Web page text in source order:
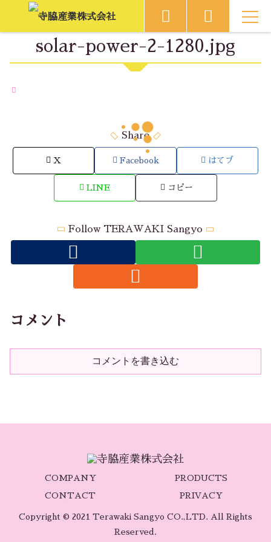
solar-power-2-1280.jpg
Share
X Facebook はてブ
LINE コピー
Follow TERAWAKI Sangyo
コメント
コメントを書き込む
COMPANY PRODUCTS
CONTACT PRIVACY
Copyright © 2021 Terawaki Sangyo CO.,LTD. All Rights
Reserved.